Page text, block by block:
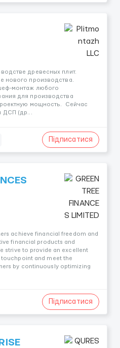
древесных плит.
нового производства.
монтаж любого
для производства
мощность. Сейчас
ДСП (др...
Підписатися
achieve financial freedom and
financial products and
strive to provide an excellent
and meet the
by continuously optimizing
Підписатися